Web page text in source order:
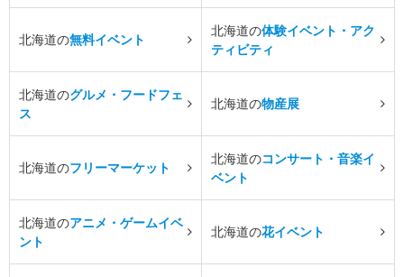
北海道の無料イベント
北海道の体験イベント・アク
ティビティ
北海道のグルメ・フードフェ
ス
北海道の物産展
北海道のフリーマーケット
北海道のコンサート・音楽イ
ベント
北海道のアニメ・ゲームイベ
ント
北海道の花イベント